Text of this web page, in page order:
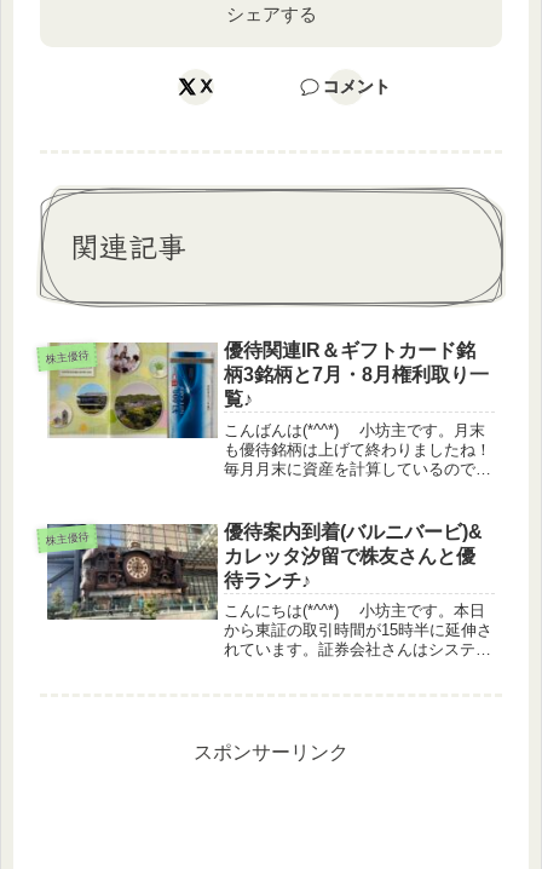
シェアする
X コメント
関連記事
株主優待
優待関連IR＆ギフトカード銘
柄3銘柄と7月・8月権利取り一
覧♪
こんばんは(*^^*) 小坊主です。月末
も優待銘柄は上げて終わりましたね！
毎月月末に資産を計算しているので嬉
▲0.18%優待指数 +0.6%（うっどさ
ん調...
株主優待
優待案内到着(バルニバービ)&
カレッタ汐留で株友さんと優
待ランチ♪
こんにちは(*^^*) 小坊主です。本日
から東証の取引時間が15時半に延伸さ
れています。証券会社さんはシステム
スポンサーリンク